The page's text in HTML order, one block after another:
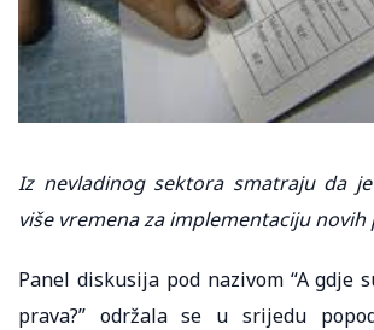
Iz nevladinog sektora smatraju da
više vremena za implementaciju
Panel diskusija pod nazivom “A gdje
prava?” održala se u srijedu